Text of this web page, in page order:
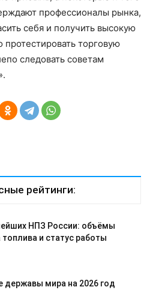
профессионалы рынка,
себя и получить высокую
торговую
следовать советам
рейтинги:
НПЗ России: объёмы
топлива и статус работы
державы мира на 2026 год